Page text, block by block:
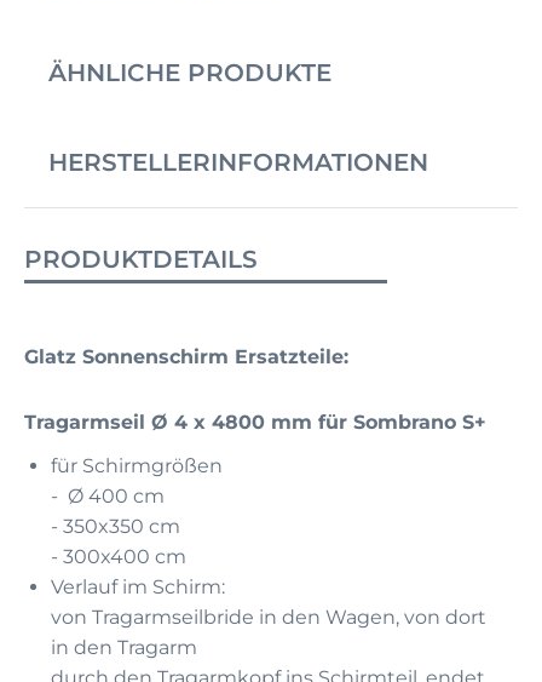
ÄHNLICHE PRODUKTE
HERSTELLERINFORMATIONEN
PRODUKTDETAILS
Glatz Sonnenschirm Ersatzteile:
Tragarmseil Ø 4 x 4800 mm für Sombrano S+
für Schirmgrößen
- Ø 400 cm
- 350x350 cm
- 300x400 cm
Verlauf im Schirm:
von Tragarmseilbride in den Wagen, von dort
in den Tragarm